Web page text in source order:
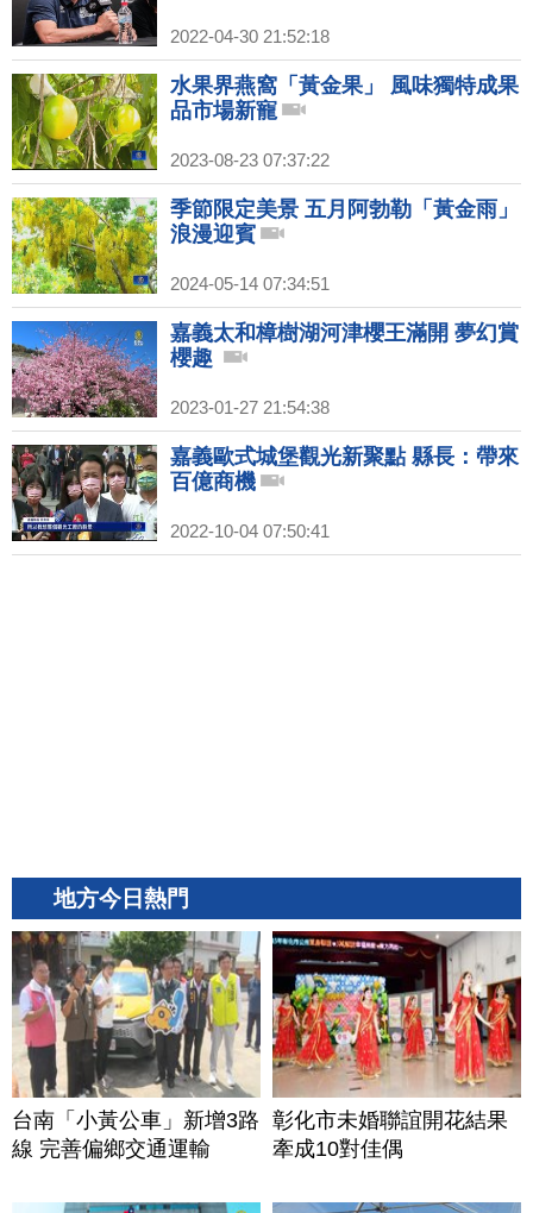
2022-04-30 21:52:18
水果界燕窩「黃金果」 風味獨特成果
品市場新寵
2023-08-23 07:37:22
季節限定美景 五月阿勃勒「黃金雨」
浪漫迎賓
2024-05-14 07:34:51
嘉義太和樟樹湖河津櫻王滿開 夢幻賞
櫻趣
2023-01-27 21:54:38
嘉義歐式城堡觀光新聚點 縣長：帶來
百億商機
2022-10-04 07:50:41
地方今日熱門
台南「小黃公車」新增3路
線 完善偏鄉交通運輸
彰化市未婚聯誼開花結果
牽成10對佳偶